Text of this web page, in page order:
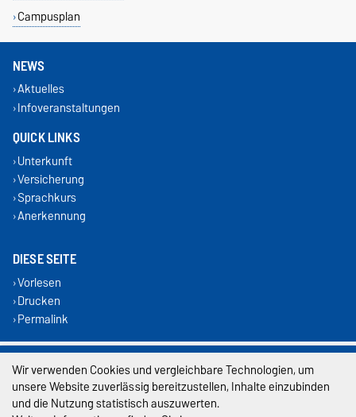
Campusplan
NEWS
Aktuelles
Infoveranstaltungen
QUICK LINKS
Unterkunft
Versicherung
Sprachkurs
Anerkennung
DIESE SEITE
Vorlesen
Drucken
Permalink
Impressum
Datenschutz
Wir verwenden Cookies und vergleichbare Technologien, um
unsere Website zuverlässig bereitzustellen, Inhalte einzubinden
und die Nutzung statistisch auszuwerten.